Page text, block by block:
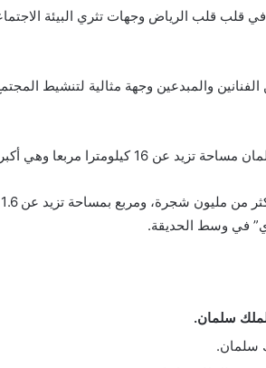
قلب قلب الرياض وجهات تثري البيئة
والمبدعين وجهة مثالية لتنشيط
وهي أكبر حديقة حضرية في العالم.
سلمان.
سلمان.